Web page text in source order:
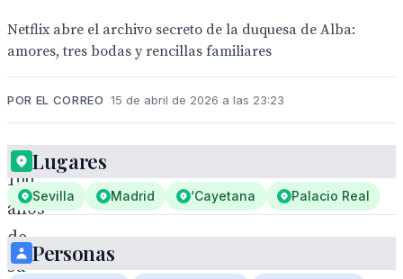
Netflix abre el archivo secreto de la duquesa de Alba:
amores, tres bodas y rencillas familiares
POR EL CORREO 15 de abril de 2026 a las 23:23
100
años
de
su
Lugares
Sevilla Madrid ‘Cayetana Palacio Real
Personas